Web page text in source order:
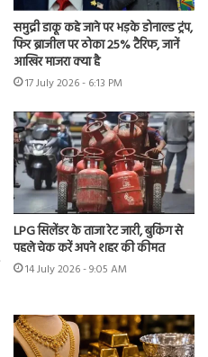
समुद्री डाकू कहे जाने पर भड़के डोनाल्ड ट्रंप,
फिर ब्राजील पर ठोका 25% टैरिफ, जानें
आखिर माजरा क्या है
17 July 2026 - 6:13 PM
LPG सिलेंडर के ताजा रेट जारी, बुकिंग से
पहले चेक करें अपने शहर की कीमत
14 July 2026 - 9:05 AM